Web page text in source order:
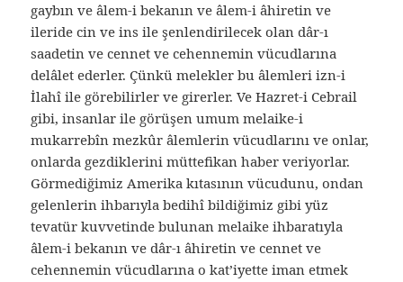
gaybın ve âlem-i bekanın ve âlem-i âhiretin ve
ileride cin ve ins ile şenlendirilecek olan dâr-ı
saadetin ve cennet ve cehennemin vücudlarına
delâlet ederler. Çünkü melekler bu âlemleri izn-i
İlahî ile görebilirler ve girerler. Ve Hazret-i Cebrail
gibi, insanlar ile görüşen umum melaike-i
mukarrebîn mezkûr âlemlerin vücudlarını ve onlar,
onlarda gezdiklerini müttefikan haber veriyorlar.
Görmediğimiz Amerika kıtasının vücudunu, ondan
gelenlerin ihbarıyla bedihî bildiğimiz gibi yüz
tevatür kuvvetinde bulunan melaike ihbaratıyla
âlem-i bekanın ve dâr-ı âhiretin ve cennet ve
cehennemin vücudlarına o kat’iyette iman etmek